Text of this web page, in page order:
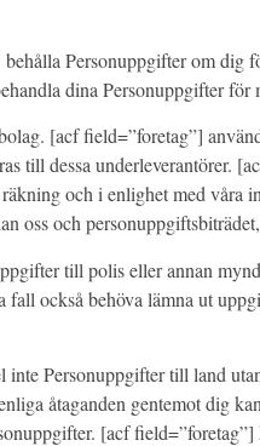
Personuppgifter om
dina Personuppgifter för
[acf field=”foretag”]
till dessa underleverantörer.
och i enlighet med våra
oss och
till polis eller annan
också behöva lämna ut
Personuppgifter till land
åtaganden gentemot dig
[acf